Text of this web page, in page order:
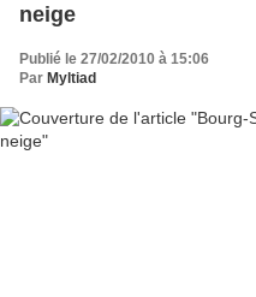
neige
Publié le 27/02/2010 à 15:06
Par Myltiad